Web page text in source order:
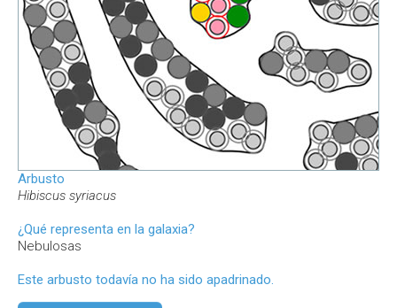
Arbusto
Hibiscus syriacus
¿Qué representa en la galaxia?
Nebulosas
Este arbusto todavía no ha sido apadrinado.